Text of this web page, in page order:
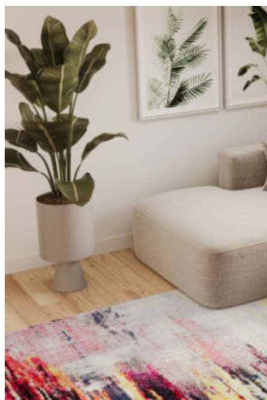
Cookie-urile neclasificate sunt cookie-uri aflate în